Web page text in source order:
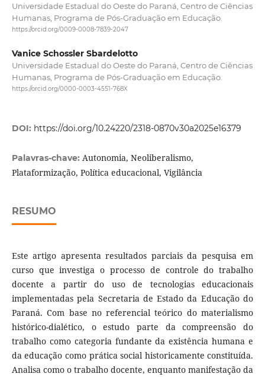
Universidade Estadual do Oeste do Paraná, Centro de Ciências
Humanas, Programa de Pós-Graduação em Educação.
https://orcid.org/0009-0008-7839-2047
Vanice Schossler Sbardelotto
Universidade Estadual do Oeste do Paraná, Centro de Ciências
Humanas, Programa de Pós-Graduação em Educação.
https://orcid.org/0000-0003-4551-768X
DOI: https://doi.org/10.24220/2318-0870v30a2025e16379
Palavras-chave: Autonomia, Neoliberalismo,
Plataformização, Política educacional, Vigilância
RESUMO
Este artigo apresenta resultados parciais da pesquisa em
curso que investiga o processo de controle do trabalho
docente a partir do uso de tecnologias educacionais
implementadas pela Secretaria de Estado da Educação do
Paraná. Com base no referencial teórico do materialismo
histórico-dialético, o estudo parte da compreensão do
trabalho como categoria fundante da existência humana e
da educação como prática social historicamente constituída.
Analisa como o trabalho docente, enquanto manifestação da